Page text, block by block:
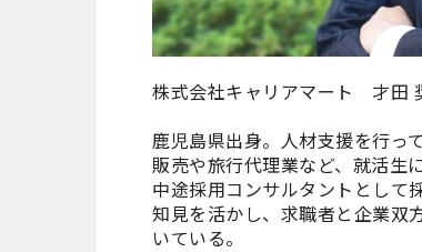
株式会社キャリアマート 才田
鹿児島県出身。人材支援を行っ
販売や旅行代理業など、就活生
中途採用コンサルタントとして
知見を活かし、求職者と企業双
いている。